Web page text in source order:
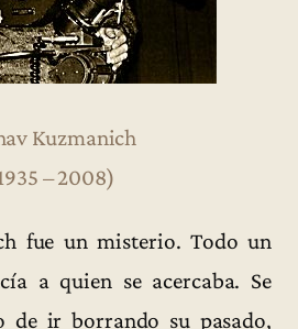
Kuzmanich
– 2008)
fue un misterio. Todo un
a quien se acercaba. Se
de ir borrando su pasado,